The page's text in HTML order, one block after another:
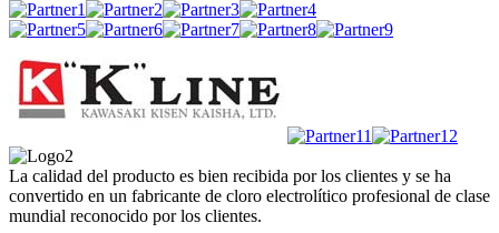
La calidad del producto es bien recibida por los clientes y se ha
convertido en un fabricante de cloro electrolítico profesional de clase
mundial reconocido por los clientes.